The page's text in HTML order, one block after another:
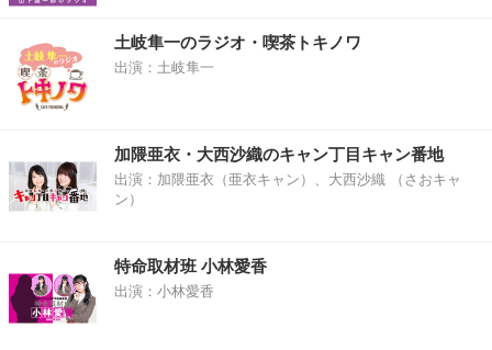
土岐隼一のラジオ・喫茶トキノワ
出演：土岐隼一
加隈亜衣・大西沙織のキャン丁目キャン番地
出演：加隈亜衣（亜衣キャン）、大西沙織 （さおキャ
ン）
特命取材班 小林愛香
出演：小林愛香